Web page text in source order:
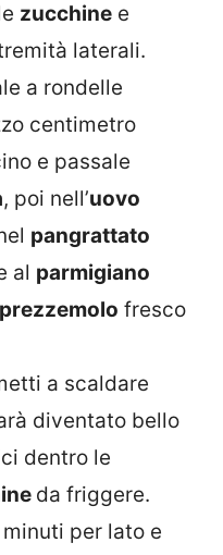
zucchine e
laterali.
a rondelle
centimetro
e passale
, poi nell’uovo
pangrattato
al parmigiano
prezzemolo fresco
a scaldare
diventato bello
dentro le
da friggere.
per lato e